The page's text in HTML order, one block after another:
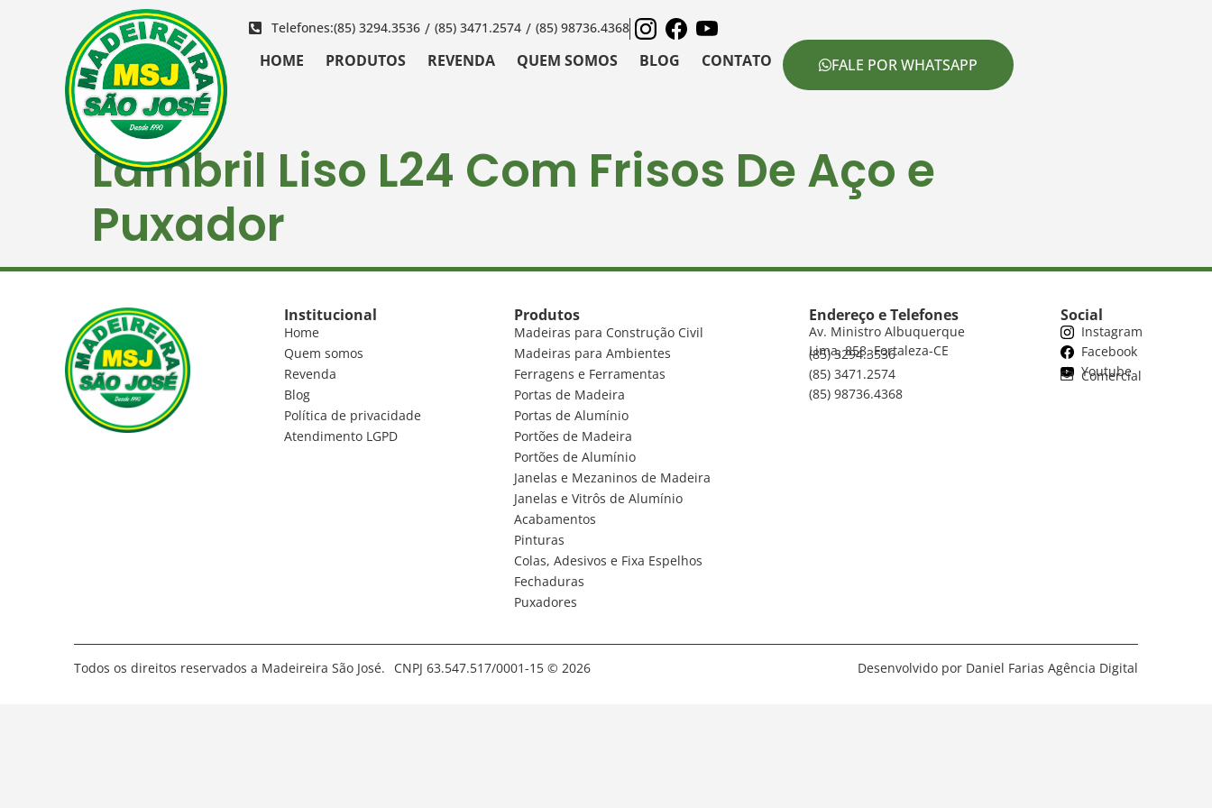
Telefones:(85) 3294.3536 / (85) 3471.2574 / (85) 98736.4368
HOME PRODUTOS REVENDA QUEM SOMOS BLOG CONTATO FALE POR WHATSAPP
Lambril Liso L24 Com Frisos De Aço e
Puxador
Institucional
Home
Quem somos
Revenda
Blog
Política de privacidade
Atendimento LGPD
Produtos
Madeiras para Construção Civil
Madeiras para Ambientes
Ferragens e Ferramentas
Portas de Madeira
Portas de Alumínio
Portões de Madeira
Portões de Alumínio
Janelas e Mezaninos de Madeira
Janelas e Vitrôs de Alumínio
Acabamentos
Pinturas
Colas, Adesivos e Fixa Espelhos
Fechaduras
Puxadores
Endereço e Telefones
Av. Ministro Albuquerque
Lima, 858, Fortaleza-CE
(85) 3294.3536
(85) 3471.2574
(85) 98736.4368
Social
Instagram
Facebook
Youtube
Comercial
Todos os direitos reservados a Madeireira São José. CNPJ 63.547.517/0001-15 © 2026 Desenvolvido por Daniel Farias Agência Digital